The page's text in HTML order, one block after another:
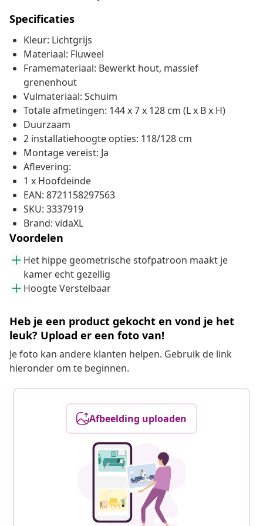
Specificaties
Kleur: Lichtgrijs
Materiaal: Fluweel
Framemateriaal: Bewerkt hout, massief
grenenhout
Vulmateriaal: Schuim
Totale afmetingen: 144 x 7 x 128 cm (L x B x H)
Duurzaam
2 installatiehoogte opties: 118/128 cm
Montage vereist: Ja
Aflevering:
1 x Hoofdeinde
EAN: 8721158297563
SKU: 3337919
Brand: vidaXL
Voordelen
Het hippe geometrische stofpatroon maakt je
kamer echt gezellig
Hoogte Verstelbaar
Heb je een product gekocht en vond je het
leuk? Upload er een foto van!
Je foto kan andere klanten helpen. Gebruik de link
hieronder om te beginnen.
Afbeelding uploaden